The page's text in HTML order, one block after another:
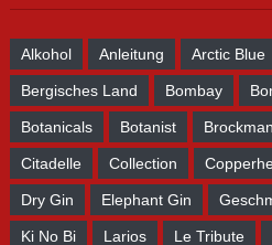
Alkohol Anleitung Arctic Blue
Bergisches Land Bombay
Botanicals Botanist
Citadelle Collection
Dry Gin Elephant Gin
Ki No Bi Larios Le Tribute